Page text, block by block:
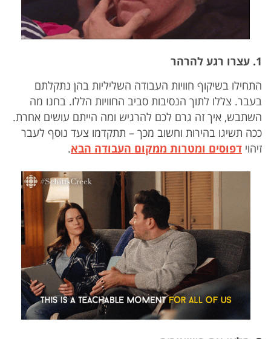
1. עצרו רגע להרהר
התחילו בשיקוף חוויות העבודה השליליות בהן נתקלתם
בעבר. צללו לתוך הנסיבות סביב החוויות הללו. בחנו מה
השתבש, איך זה גרם לכם להרגיש ומה הייתם עושים אחרת.
ככה תשיגו בהירות וחשוב מכך – תתקדמו צעד נוסף לעבר
זיהוי דפוסים ומטרות ממקום העבודה הבא.